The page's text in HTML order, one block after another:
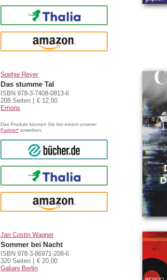
Thalia
amazon
Sophie Reyer
Das stumme Tal
ISBN 978-3-7408-0813-6
208 Seiten
€ 12,00
Emons
Das Produkt können Sie bei einem unserer
Partner* erwerben:
bücher.de
Thalia
amazon
Jan Costin Wagner
Sommer bei Nacht
ISBN 978-3-86971-208-6
320 Seiten
€ 20,00
Galiani Berlin